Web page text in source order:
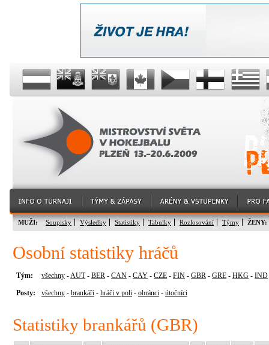
MUŽI: Soupisky Výsledky Statistiky Tabulky Rozlosování Týmy ŽENY:
Osobní statistiky hráčů
Tým: všechny -AUT- BER - CAN - CAY - CZE - FIN - GBR - GRE - HKG - IND
Posty: všechny - brankáři - hráči v poli - obránci - útočníci
Statistiky brankářů (GBR)